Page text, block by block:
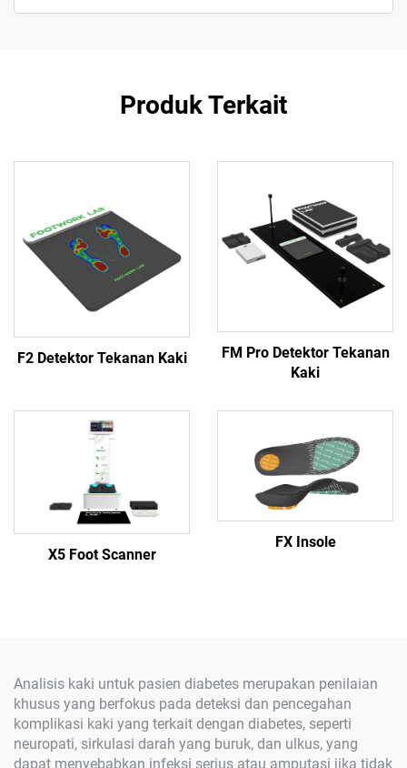
Produk Terkait
F2 Detektor Tekanan Kaki
FM Pro Detektor Tekanan
Kaki
X5 Foot Scanner
FX Insole
Analisis kaki untuk pasien diabetes merupakan penilaian
khusus yang berfokus pada deteksi dan pencegahan
komplikasi kaki yang terkait dengan diabetes, seperti
neuropati, sirkulasi darah yang buruk, dan ulkus, yang
dapat menyebabkan infeksi serius atau amputasi jika tidak